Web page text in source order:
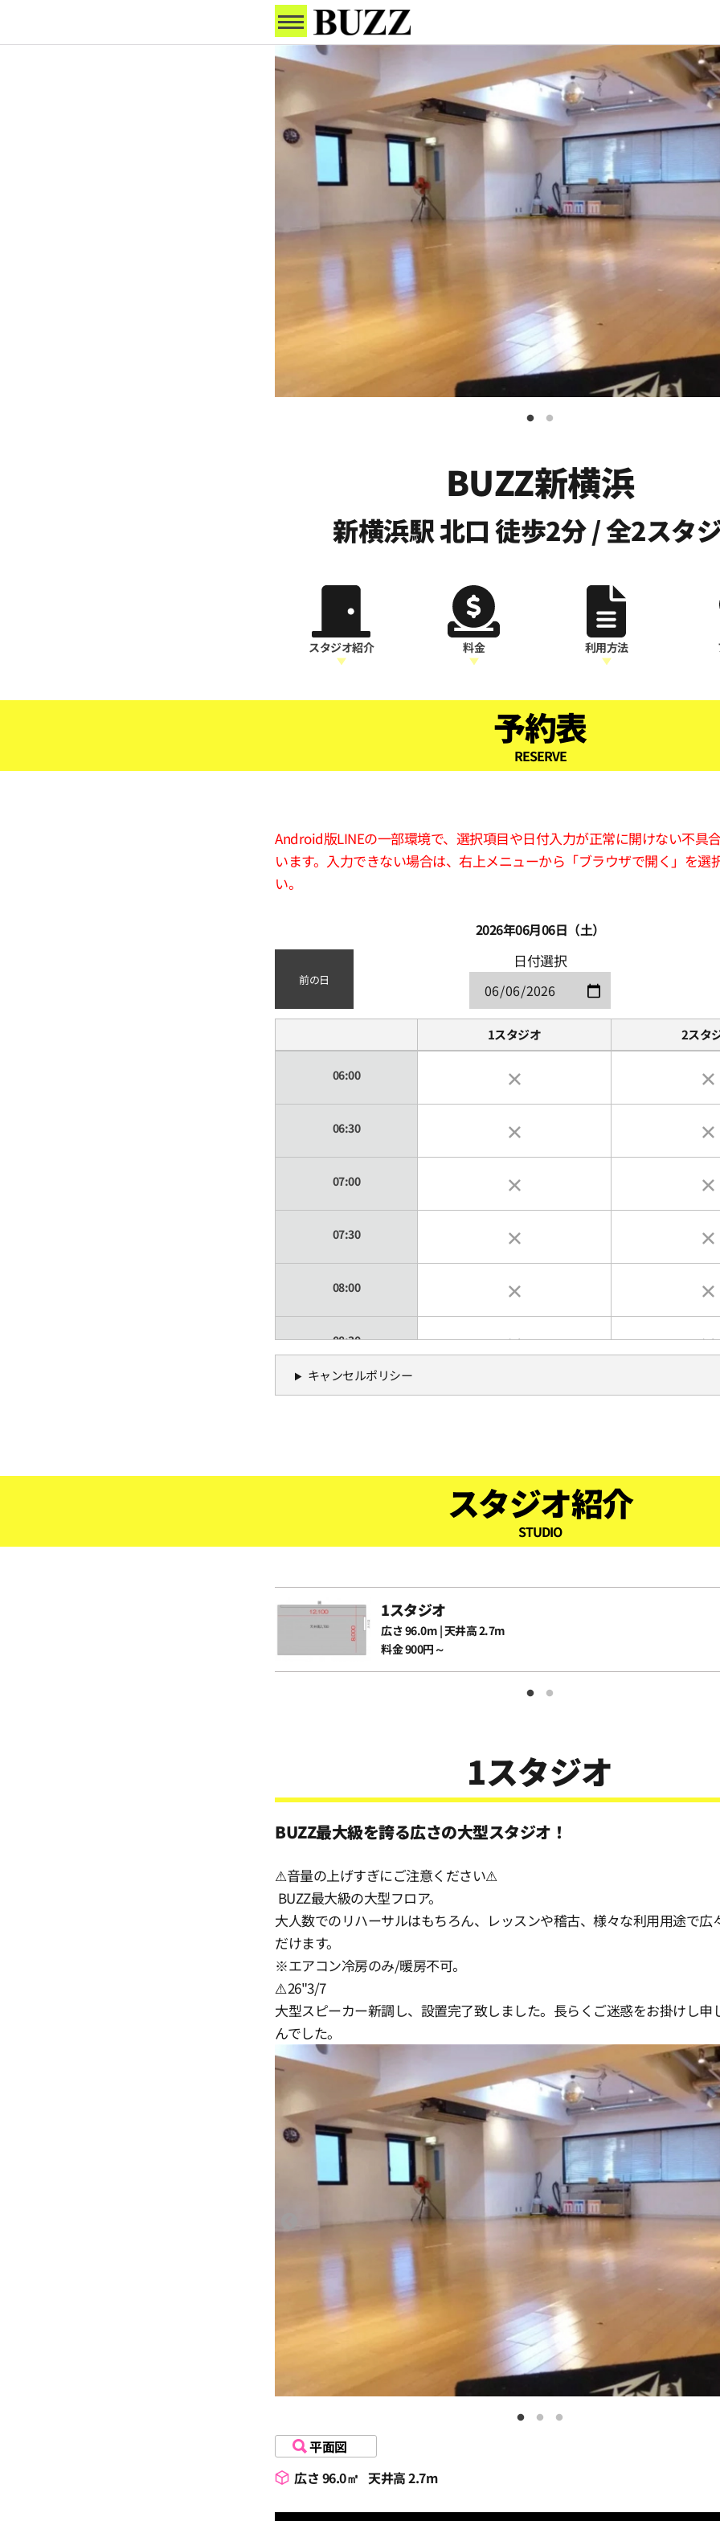
BUZZ新横浜
新横浜駅 北口 徒歩2分 / 全2スタ
スタジオ紹介 料金 利用方法
予約表
RESERVE
Android版LINEの一部環境で、選択項目や日付入力が正常に開けない不具
います。入力できない場合は、右上メニューから「ブラウザで開く」を選
い。
2026年06月06日（土）
前の日
日付選択
1スタジオ 2スタ
06:00
06:30
07:00
07:30
08:00
08:30
09:00
11:00
11:30
13:30
14:00
14:30
16:00
16:30
18:30
19:00
キャンセルポリシー
スタジオ紹介
STUDIO
1スタジオ
広さ 96.0m | 天井高 2.7m
料金 900円～
1スタジオ
BUZZ最大級を誇る広さの大型スタジオ！
⚠音量の上げすぎにご注意ください⚠
BUZZ最大級の大型フロア。
大人数でのリハーサルはもちろん、レッスンや稽古、様々な利用用途で広
だけます。
※エアコン冷房のみ/暖房不可。
⚠️26"3/7
大型スピーカー新調し、設置完了致しました。長らくご迷惑をお掛けし申
んでした。
平面図
広さ 96.0㎡ 天井高 2.7m